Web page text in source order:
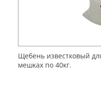
Щебень известковый
мешках по 40кг.